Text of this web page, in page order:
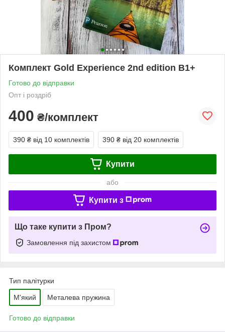
Комплект Gold Experience 2nd edition B1+
Готово до відправки
Опт і роздріб
400 ₴/комплект
390 ₴ від 10 комплектів 390 ₴ від 20 комплектів
Купити
або
Купити з
Що таке купити з Пром?
Замовлення під захистом
Тип палітурки
М'який Металева пружина
Готово до відправки